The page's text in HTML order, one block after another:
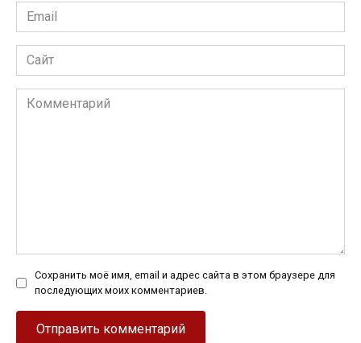
Email
*
Сайт
Комментарий
Сохранить моё имя, email и адрес сайта в этом браузере для
последующих моих комментариев.